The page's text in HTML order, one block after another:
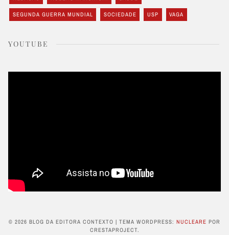
SEGUNDA GUERRA MUNDIAL SOCIEDADE USP VAGA
YOUTUBE
© 2026 BLOG DA EDITORA CONTEXTO | TEMA WORDPRESS: NUCLEARE POR
CRESTAPROJECT.